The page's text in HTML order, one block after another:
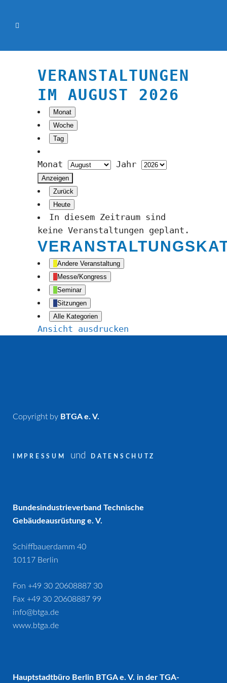
VERANSTALTUNGEN
IM AUGUST 2026
Monat
Woche
Tag
Monat Jahr
Zurück
Heute
In diesem Zeitraum sind
keine Veranstaltungen geplant.
Andere Veranstaltung
Messe/Kongress
Seminar
Sitzungen
Alle Kategorien
Ansicht ausdrucken
Copyright by BTGA e. V.
IMPRESSUM und DATENSCHUTZ
Bundesindustrieverband Technische
Gebäudeausrüstung e. V.
Schiffbauerdamm 40
10117 Berlin
Fon +49 30 20608887 30
Fax +49 30 20608887 99
info@btga.de
www.btga.de
Hauptstadtbüro Berlin BTGA e. V. in der TGA-